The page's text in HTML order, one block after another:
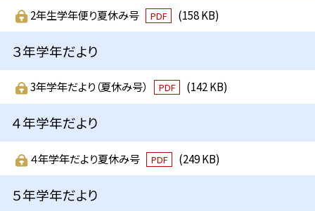
2年生学年便り夏休み号 PDF (158 KB)
３年学年だより
3年学年だより（夏休み号） PDF (142 KB)
４年学年だより
４年学年だより夏休み号 PDF (249 KB)
５年学年だより